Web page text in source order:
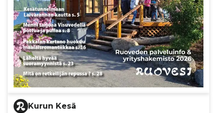
Kurun Kesä